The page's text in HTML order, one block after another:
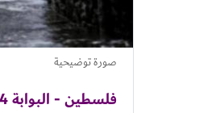
صورة توضيحية
فلسطين - البوابة 24